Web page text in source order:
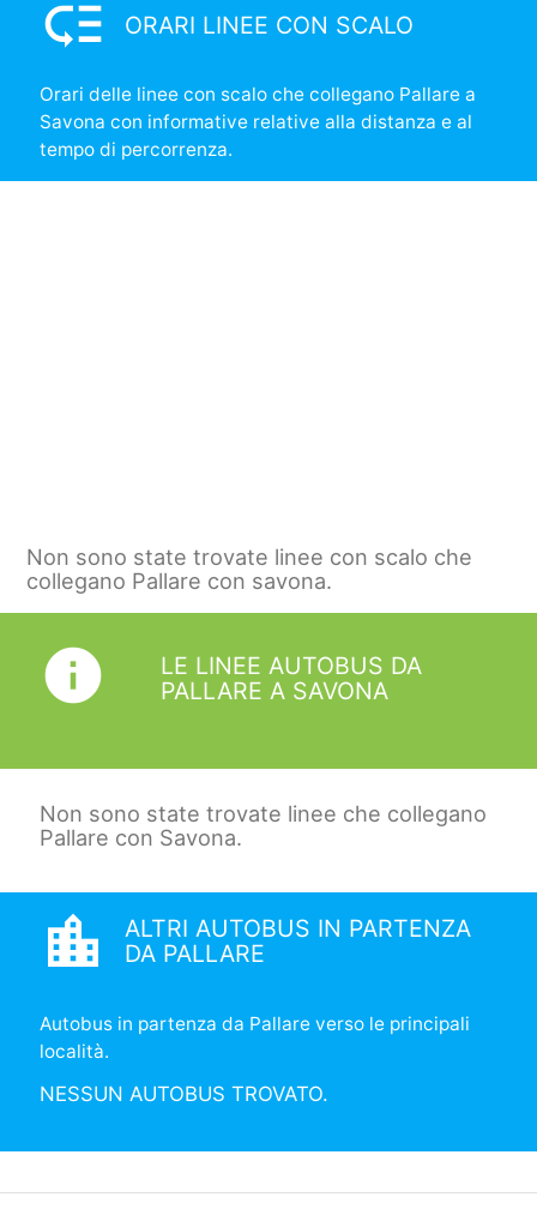
low_priority ORARI LINEE CON SCALO
Orari delle linee con scalo che collegano Pallare a
Savona con informative relative alla distanza e al
tempo di percorrenza.
Non sono state trovate linee con scalo che
collegano Pallare con savona.
info
LE LINEE AUTOBUS DA
PALLARE A SAVONA
Non sono state trovate linee che collegano
Pallare con Savona.
location_city
ALTRI AUTOBUS IN PARTENZA
DA PALLARE
Autobus in partenza da Pallare verso le principali
località.
NESSUN AUTOBUS TROVATO.